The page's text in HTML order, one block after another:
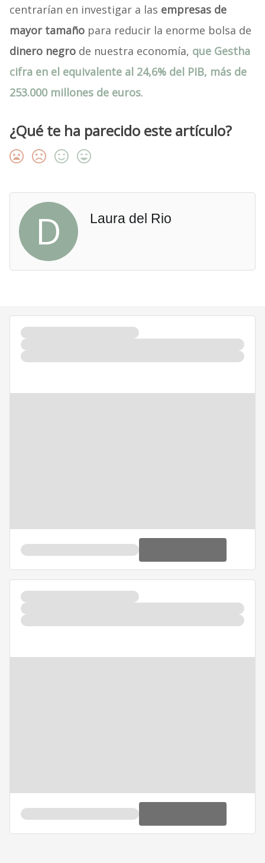
centrarían en investigar a las empresas de
mayor tamañopara reducir la enorme bolsa de
dinero negrode nuestra economía, que Gestha
cifra en el equivalente al 24,6% del PIB, más de
253.000 millones de euros.
¿Qué te ha parecido este artículo?
D Laura del Rio